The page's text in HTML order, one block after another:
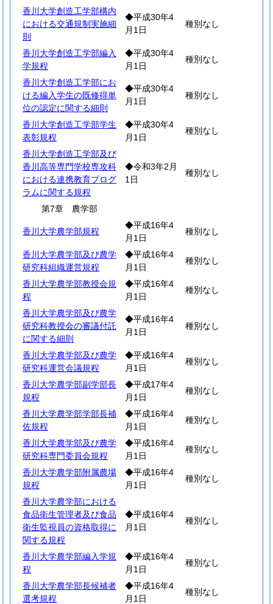
香川大学創造工学部構内
における交通規制実施細
則
◆平成30年4
月1日
種別なし
香川大学創造工学部編入
学規程
◆平成30年4
月1日
種別なし
香川大学創造工学部にお
ける編入学生の既修得単
位の認定に関する細則
◆平成30年4
月1日
種別なし
香川大学創造工学部学生
表彰規程
◆平成30年4
月1日
種別なし
香川大学創造工学部及び
香川高等専門学校専攻科
における連携教育プログ
ラムに関する規程
◆令和3年2月
1日
種別なし
第7章 農学部
香川大学農学部規程
◆平成16年4
月1日
種別なし
香川大学農学部及び農学
研究科組織運営規程
◆平成16年4
月1日
種別なし
香川大学農学部教授会規
程
◆平成16年4
月1日
種別なし
香川大学農学部及び農学
研究科教授会の審議付託
に関する細則
◆平成16年4
月1日
種別なし
香川大学農学部及び農学
研究科運営会議規程
◆平成16年4
月1日
種別なし
香川大学農学部副学部長
規程
◆平成17年4
月1日
種別なし
香川大学農学部学部長補
佐規程
◆平成16年4
月1日
種別なし
香川大学農学部及び農学
研究科専門委員会規程
◆平成16年4
月1日
種別なし
香川大学農学部附属農場
規程
◆平成16年4
月1日
種別なし
香川大学農学部における
食品衛生管理者及び食品
衛生監視員の資格取得に
関する規程
◆平成16年4
月1日
種別なし
香川大学農学部編入学規
程
◆平成16年4
月1日
種別なし
香川大学農学部長候補者
選考規程
◆平成16年4
月1日
種別なし